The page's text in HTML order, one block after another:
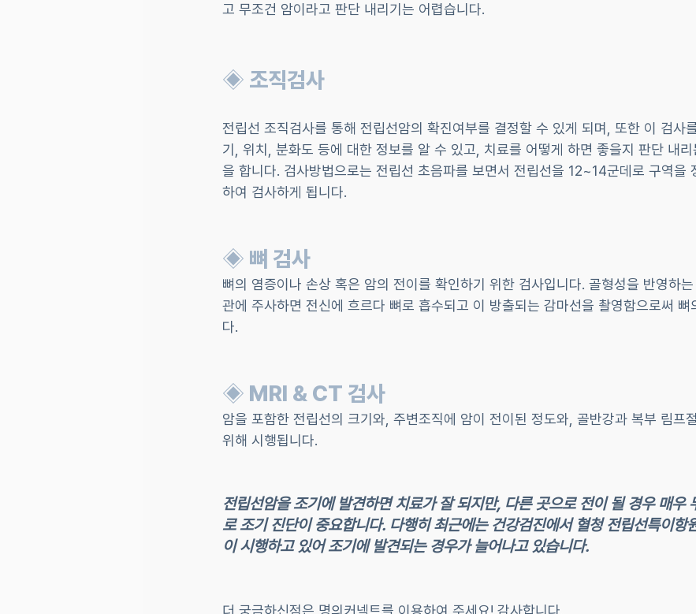
고 무조건 암이라고 판단 내리기는 어렵습니다.
◈ 조직검사
전립선 조직검사를 통해 전립선암의 확진여부를 결정할 수 있게 되며, 또한 이 검사
기, 위치, 분화도 등에 대한 정보를 알 수 있고, 치료를 어떻게 하면 좋을지 판단 내
을 합니다. 검사방법으로는 전립선 초음파를 보면서 전립선을 12~14군데로 구역을
하여 검사하게 됩니다.
◈ 뼈 검사
뼈의 염증이나 손상 혹은 암의 전이를 확인하기 위한 검사입니다. 골형성을 반영하
관에 주사하면 전신에 흐르다 뼈로 흡수되고 이 방출되는 감마선을 촬영함으로써 뼈
다.
◈ MRI & CT 검사
암을 포함한 전립선의 크기와, 주변조직에 암이 전이된 정도와, 골반강과 복부 림프
위해 시행됩니다.
전립선암을 조기에 발견하면 치료가 잘 되지만, 다른 곳으로 전이 될 경우 매우
로 조기 진단이 중요합니다. 다행히 최근에는 건강검진에서 혈청 전립선특이항
이 시행하고 있어 조기에 발견되는 경우가 늘어나고 있습니다.
더 궁금하신점은 명의커넥트를 이용하여 주세요! 감사합니다.